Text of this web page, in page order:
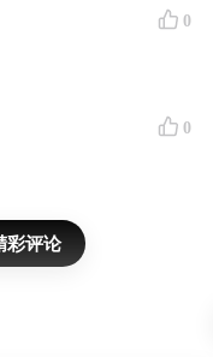
奧德賽之旅》
0
0
彩评论